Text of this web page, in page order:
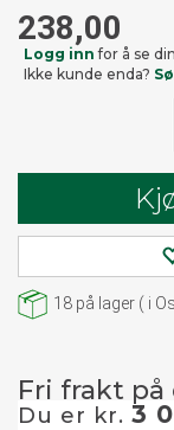
238,00
Logg inn for å se
Ikke kunde enda?
18 på lager ( i
Fri frakt på
Du er kr. 3